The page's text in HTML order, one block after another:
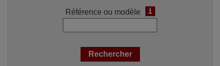
Référence ou modèle i